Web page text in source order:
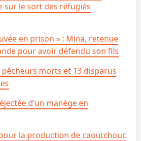
sur le sort des réfugiés
en prison » : Mina, retenue
pour avoir défendu son fils
morts et 13 disparus
d’un manège en
la production de caoutchouc